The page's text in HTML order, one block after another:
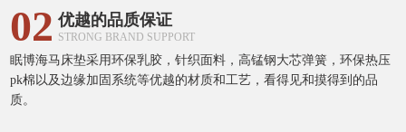
02 优越的品质保证
STRONG BRAND SUPPORT
眠博海马床垫采用环保乳胶，针织面料，高锰钢大芯弹簧，环保热压
pk棉以及边缘加固系统等优越的材质和工艺，看得见和摸得到的品
质。